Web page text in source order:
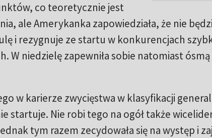
co teoretycznie jest
ale Amerykanka zapowiedziała, że nie
i rezygnuje ze startu w konkurencjach
W niedzielę zapewniła sobie natomiast ósmą
w karierze zwycięstwa w klasyfikacji
startuje. Nie robi tego na ogół także
tym razem zecydowała się na występ i